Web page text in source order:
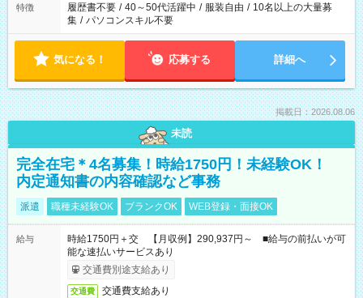
特徴 履歴書不要 / 40～50代活躍中 / 服装自由 / 10名以上の大量募
集 / パソコンスキル不要
気になる！ 応募する 詳細へ
掲載日：2026.08.06
未読
完全在宅＊4名募集！時給1750円！未経験OK！
内定通知書の内容確認など事務
派遣 職種未経験OK ブランクOK WEB登録・面接OK
給与
時給1750円＋交 【月収例】290,937円～ ■給与の前払いが可
能な速払いサービスあり
交通費別途支給あり
交通費 交通費支給あり